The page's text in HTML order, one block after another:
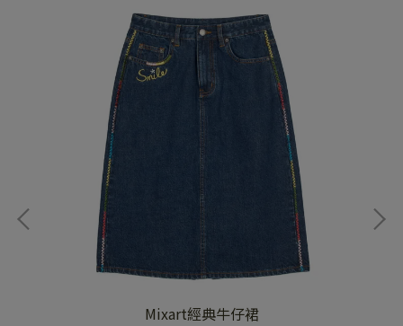
Mixart經典牛仔裙